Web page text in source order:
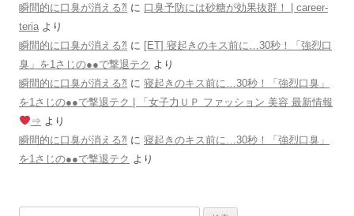
瞬間的に口臭が消える⁈ に 口臭予防には砂糖が効果抜群！ | career-
teria より
瞬間的に口臭が消える⁈ に [ET] 寝起きのキス前に…30秒！「強烈口
臭」を1さじの●●で撃退テク より
瞬間的に口臭が消える⁈ に 寝起きのキス前に…30秒！「強烈口臭」
を1さじの●●で撃退テク | 「女子力ＵＰ ファッション 美容 最新情報
⇒ より
瞬間的に口臭が消える⁈ に 寝起きのキス前に…30秒！「強烈口臭」
を1さじの●●で撃退テク より